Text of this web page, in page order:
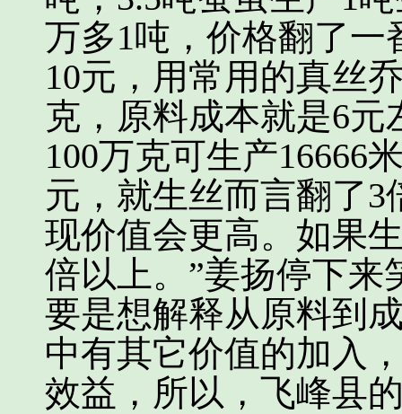
万多1吨，价格翻了一
10元，用常用的真丝
克，原料成本就是6元
100万克可生产16666
元，就生丝而言翻了
现价值会更高。如果
倍以上。”姜扬停下来
要是想解释从原料到
中有其它价值的加入
效益，所以，飞峰县